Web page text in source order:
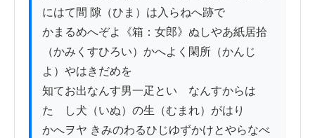
にはて間 隙（ひま）は入らねへ跡で
かまるめへぞよ《箱：女郎》ぬしやあ紙居拾
（かみくすひろい）かへよく閑所（かんじ
よ）やはきだめを
知てお出なんす男一疋といゝなんすからは
たゞし犬（いぬ）の生（むまれ）がはり
かへヲヤ きみのわるひじゆずかけとやらなべ